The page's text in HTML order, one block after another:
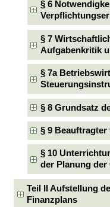
§ 6
§ 7
Aufgabenkritik
§ 7a
§ 8 Grundsatz
§ 9
§ 10
der Planung der
Teil II Aufstellung
Finanzplans